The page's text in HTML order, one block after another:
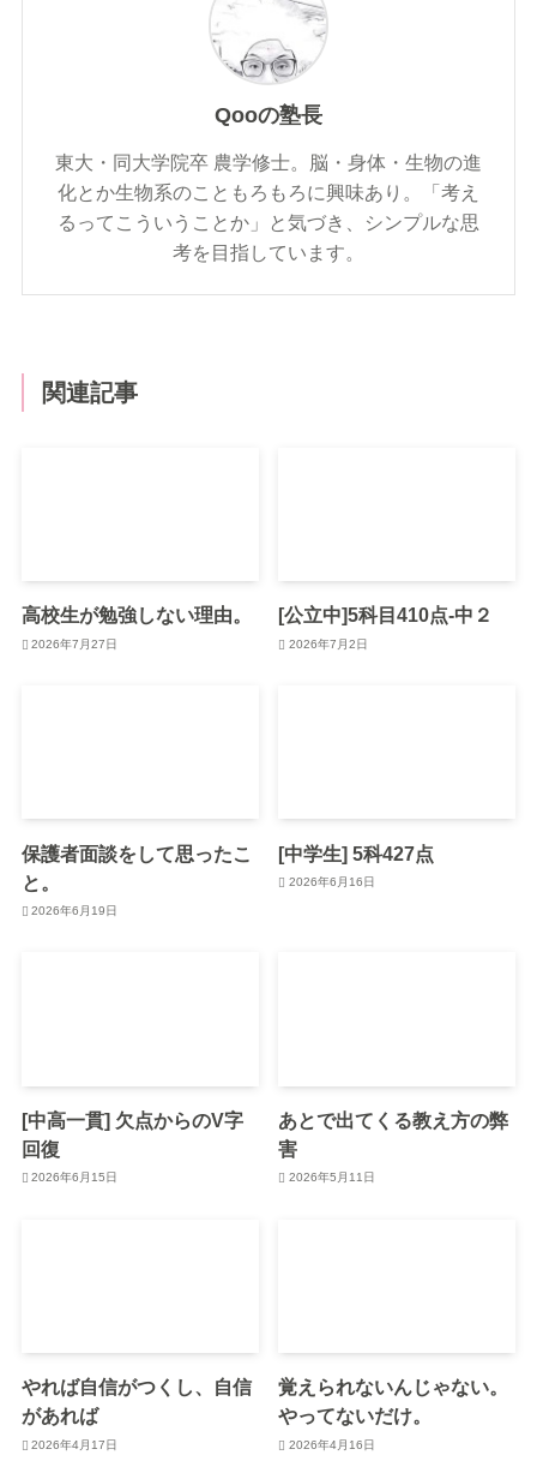
Qooの塾長
東大・同大学院卒 農学修士。脳・身体・生物の進
化とか生物系のこともろもろに興味あり。「考え
るってこういうことか」と気づき、シンプルな思
考を目指しています。
関連記事
高校生が勉強しない理由。
2026年7月27日
[公立中]5科目410点-中２
2026年7月2日
保護者面談をして思ったこ
と。
2026年6月19日
[中学生] 5科427点
2026年6月16日
[中高一貫] 欠点からのV字
回復
2026年6月15日
あとで出てくる教え方の弊
害
2026年5月11日
やれば自信がつくし、自信
があれば
2026年4月17日
覚えられないんじゃない。
やってないだけ。
2026年4月16日